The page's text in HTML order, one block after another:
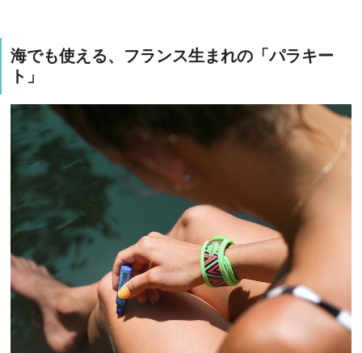
海でも使える、フランス生まれの「パラキー
ト」